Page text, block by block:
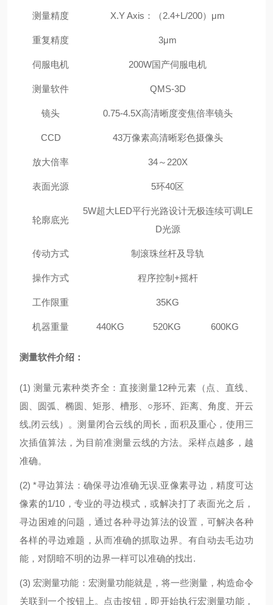
测量精度 X.Y Axis ：（2.4+L/200）μm
重复精度 3μm
伺服电机 200W国产伺服电机
测量软件 QMS-3D
镜头 0.75-4.5X高清晰度变焦倍率镜头
CCD 43万像素高清晰彩色摄像头
放大倍率 34～220X
表面光源 5环40区
轮廓底光
5W超大LED平行光路设计无极连续可调LE
D光源
传动方式 制滚珠丝杆及导轨
操作方式 程序控制+摇杆
工作限重 35KG
机器重量 440KG 520KG 600KG
测量软件介绍：
(1) 测量元素种类齐全：直接测量12种元素（点、直线、
圆、圆弧、椭圆、矩形、槽形、○形环、距离、角度、开云
线,闭云线）。测量闭合云线的周长，面积及重心，使用三
次插值算法，为目前准测量云线的方法。采样点越多，越
准确。
(2) *寻边算法：确保寻边准确无误.亚像素寻边，精度可达
像素的1/10，专业的寻边模式，或解决打了表面光之后，
寻边困难的问题，通过各种寻边算法的设置，可解决各种
各样的寻边难题，从而准确的抓取边界。有自动去毛边功
能，对阴暗不明的边界一样可以准确的找出.
(3) 宏测量功能：宏测量功能就是，将一些测量，构造命令
关联到一个按钮上。点击按钮，即开始执行宏测量功能，